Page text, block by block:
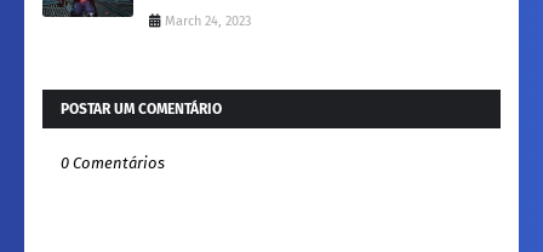
March 24, 2023
POSTAR UM COMENTÁRIO
0 Comentários